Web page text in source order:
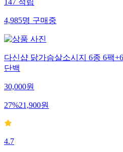
147적립
4,985명구매중
다신샵 닭가슴살소시지 6종 6팩
단백
30,000원
27%21,900원
4.7